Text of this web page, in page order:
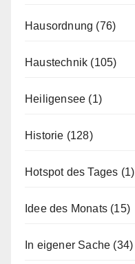
Hausordnung (76)
Haustechnik (105)
Heiligensee (1)
Historie (128)
Hotspot des Tages (1)
Idee des Monats (15)
In eigener Sache (34)